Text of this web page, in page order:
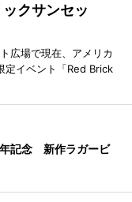
クサンセッ
広場で現在、アメリカ
定イベント「Red Brick
記念 新作ラガービ